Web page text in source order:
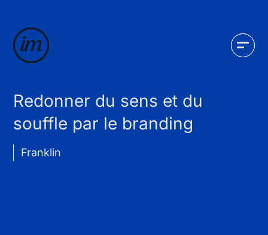
Redonner du sens et du
souffle par le branding
Franklin